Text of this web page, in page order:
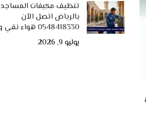
تنظيف مكيفات المساجد
بالرياض اتصل الآن
0548418330 هواء نقي ومريح
يوليو 9, 2026